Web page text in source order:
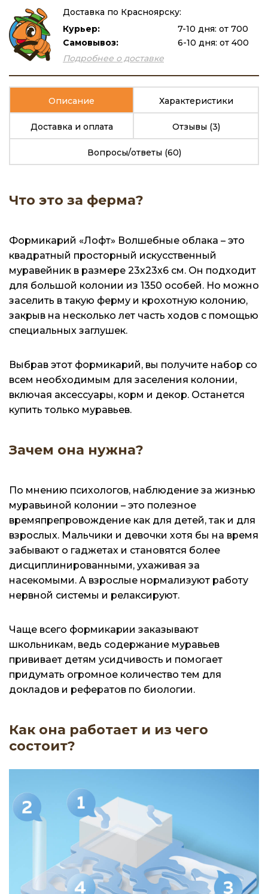
Доставка по Красноярску:
Курьер:
7-10 дня: от 700
Самовывоз:
6-10 дня: от 400
Подробнее о доставке
Описание Характеристики
Доставка и оплата Отзывы (3)
Вопросы/ответы (60)
Что это за ферма?
Формикарий «Лофт» Волшебные облака – это
квадратный просторный искусственный
муравейник в размере 23х23х6 см. Он подходит
для большой колонии из 1350 особей. Но можно
заселить в такую ферму и крохотную колонию,
закрыв на несколько лет часть ходов с помощью
специальных заглушек.
Выбрав этот формикарий, вы получите набор со
всем необходимым для заселения колонии,
включая аксессуары, корм и декор. Останется
купить только муравьев.
Зачем она нужна?
По мнению психологов, наблюдение за жизнью
муравьиной колонии – это полезное
времяпрепровождение как для детей, так и для
взрослых. Мальчики и девочки хотя бы на время
забывают о гаджетах и становятся более
дисциплинированными, ухаживая за
насекомыми. А взрослые нормализуют работу
нервной системы и релаксируют.
Чаще всего формикарии заказывают
школьникам, ведь содержание муравьев
прививает детям усидчивость и помогает
придумать огромное количество тем для
докладов и рефератов по биологии.
Как она работает и из чего
состоит?